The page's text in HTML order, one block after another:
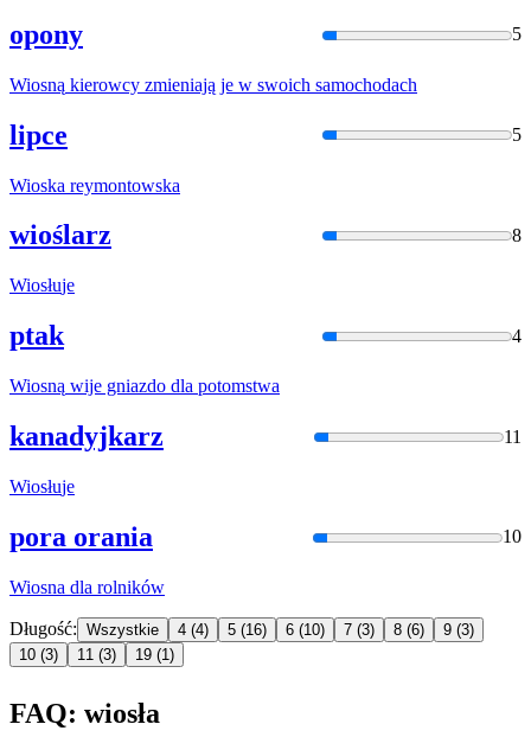
opony 5
Wiosną kierowcy zmieniają je w swoich samochodach
lipce 5
Wioska reymontowska
wioślarz 8
Wiosłuje
ptak 4
Wiosną wije gniazdo dla potomstwa
kanadyjkarz 11
Wiosłuje
pora orania 10
Wiosna dla rolników
Długość: Wszystkie 4 (4) 5 (16) 6 (10) 7 (3) 8 (6) 9 (3)
10 (3) 11 (3) 19 (1)
FAQ: wiosła